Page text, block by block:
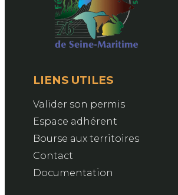
LIENS UTILES
Valider son permis
Espace adhérent
Bourse aux territoires
Contact
Documentation